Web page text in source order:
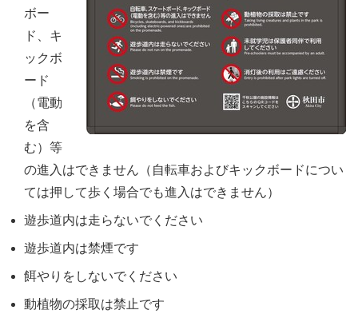
ボー
ド、キ
ックボ
ード
（電動
を含
む）等
の進入はできません（自転車およびキックボードについ
ては押して歩く場合でも進入はできません）
遊歩道内は走らないでください
遊歩道内は禁煙です
餌やりをしないでください
動植物の採取は禁止です